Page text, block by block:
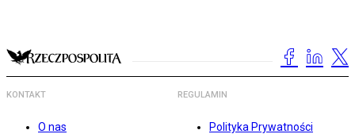
KONTAKT
O nas
REGULAMIN
Polityka Prywatności